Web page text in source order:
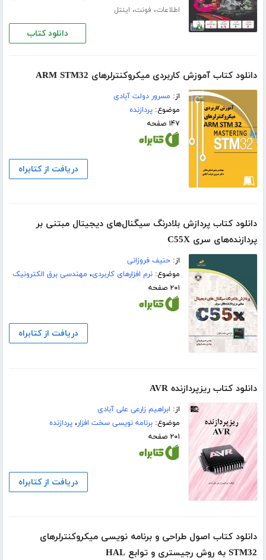
اطلاعات، فونت، اینتل
دانلود کتاب
دانلود کتاب آموزش کاربردی میکروکنترلرهای ARM STM32
از: مسرور دولت آبادی
موضوع:پردازنده
۱۴۷ صفحه
دریافت از کتابراه
دانلود کتاب پردازش بلادرنگ سیگنال‌های دیجیتال مبتنی بر
پردازنده‌های سری C55X
از:حنیف فروزانی
موضوع:نرم افزارهای کاربردی، مهندسی برق الکترونیک
۲۰۱ صفحه
دریافت از کتابراه
دانلود کتاب ریزپردازنده AVR
از: ابراهیم زارعی علی آبادی
موضوع:برنامه نویسی سخت افزار،پردازنده
۲۰۱ صفحه
دریافت از کتابراه
دانلود کتاب اصول طراحی و برنامه نویسی میکروکنترلرهای
STM32 به روش رجیستری و توابع HAL